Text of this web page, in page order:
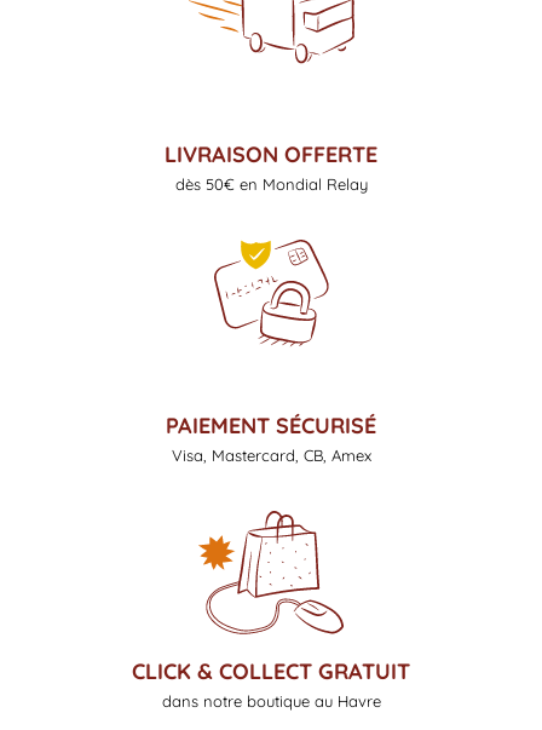
LIVRAISON OFFERTE
dès 50€ en Mondial Relay
PAIEMENT SÉCURISÉ
Visa, Mastercard, CB, Amex
CLICK & COLLECT GRATUIT
dans notre boutique au Havre